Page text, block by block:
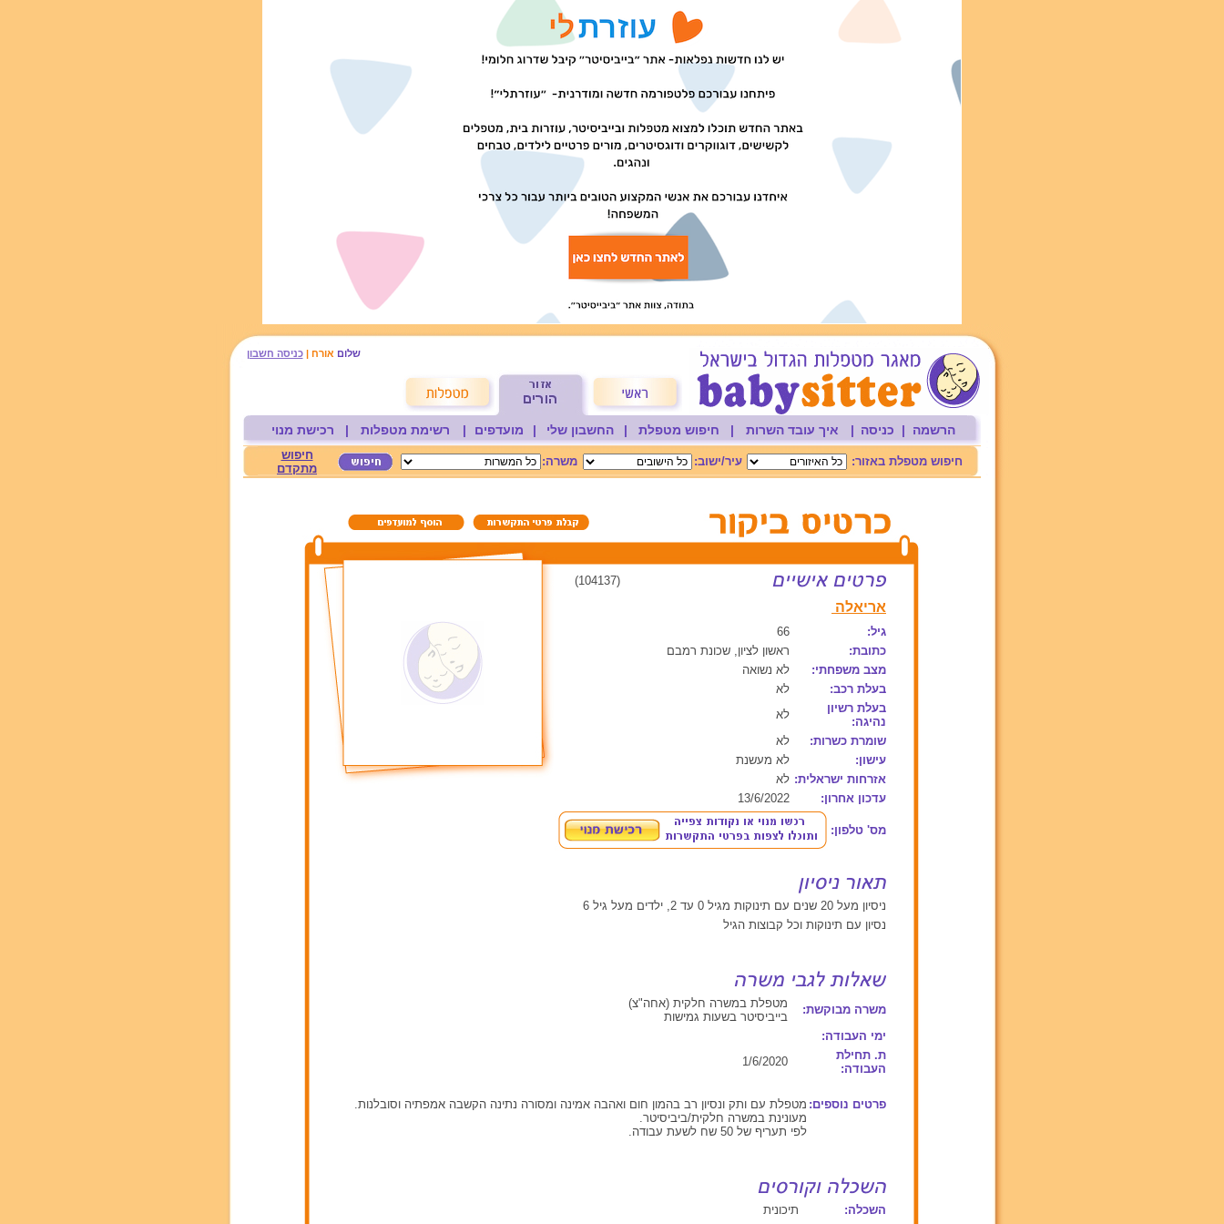
שלום אורח |כניסה חשבון
הרשמה | כניסה | איך עובד השרות | חיפוש מטפלת | החשבון שלי | מועדפים | רשימת מטפלות | רכישת מנוי
חיפוש מטפלת באזור: עיר/ישוב: משרה:
חיפוש
מתקדם
(104137)
אריאלה
גיל:
66
כתובת:
ראשון לציון, שכונת רמבם
מצב משפחתי:
לא נשואה
בעלת רכב:
לא
בעלת רשיון
נהיגה:
לא
שומרת כשרות:
לא
עישון:
לא מעשנת
אזרחות ישראלית: לא
עדכון אחרון:
13/6/2022
מס' טלפון:
ניסיון מעל 20 שנים עם תינוקות מגיל 0 עד 2, ילדים מעל גיל 6
נסיון עם תינוקות וכל קבוצות הגיל
משרה מבוקשת:
מטפלת במשרה חלקית (אחה"צ)
בייביסיטר בשעות גמישות
ימי העבודה:
ת. תחילת
העבודה:
1/6/2020
פרטים נוספים: מטפלת עם ותק ונסיון רב בהמון חום ואהבה אמינה ומסורה נתינה הקשבה אמפתיה וסובלנות.
מעונינת במשרה חלקית/ביביסיטר.
לפי תעריף של 50 שח לשעת עבודה.
השכלה:
תיכונית